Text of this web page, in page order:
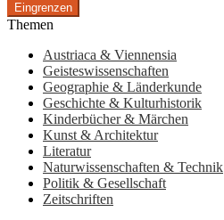
Eingrenzen
Themen
Austriaca & Viennensia
Geisteswissenschaften
Geographie & Länderkunde
Geschichte & Kulturhistorik
Kinderbücher & Märchen
Kunst & Architektur
Literatur
Naturwissenschaften & Technik
Politik & Gesellschaft
Zeitschriften